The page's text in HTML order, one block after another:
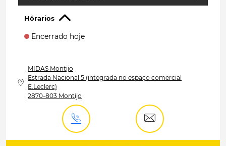
Hórarios
Encerrado hoje
MIDAS Montijo
Estrada Nacional 5 (integrada no espaço comercial
E.Leclerc)
2870-803 Montijo